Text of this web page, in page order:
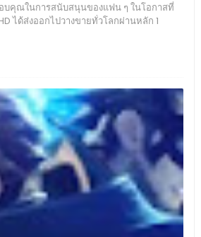
บคุณในการสนับสนุนของแฟน ๆ ในโอกาสที่
ได้ส่งออกไปวางขายทั่วโลกผ่านหลัก 1